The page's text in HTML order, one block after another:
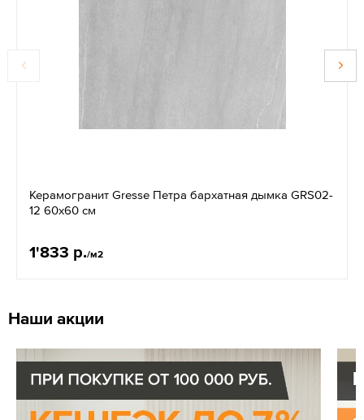
Керамогранит Gresse Петра бархатная дымка GRS02-
12 60x60 см
1'833 р./м2
Наши акции